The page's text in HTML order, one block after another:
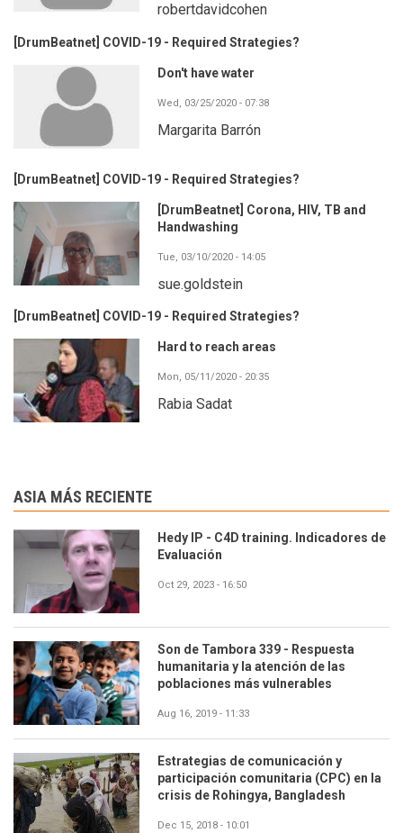
robertdavidcohen
[DrumBeatnet] COVID-19 - Required Strategies?
Don't have water
Wed, 03/25/2020 - 07:38
Margarita Barrón
[DrumBeatnet] COVID-19 - Required Strategies?
[DrumBeatnet] Corona, HIV, TB and
Handwashing
Tue, 03/10/2020 - 14:05
sue.goldstein
[DrumBeatnet] COVID-19 - Required Strategies?
Hard to reach areas
Mon, 05/11/2020 - 20:35
Rabia Sadat
ASIA MÁS RECIENTE
Hedy IP - C4D training. Indicadores de
Evaluación
Oct 29, 2023 - 16:50
Son de Tambora 339 - Respuesta
humanitaria y la atención de las
poblaciones más vulnerables
Aug 16, 2019 - 11:33
Estrategias de comunicación y
participación comunitaria (CPC) en la
crisis de Rohingya, Bangladesh
Dec 15, 2018 - 10:01